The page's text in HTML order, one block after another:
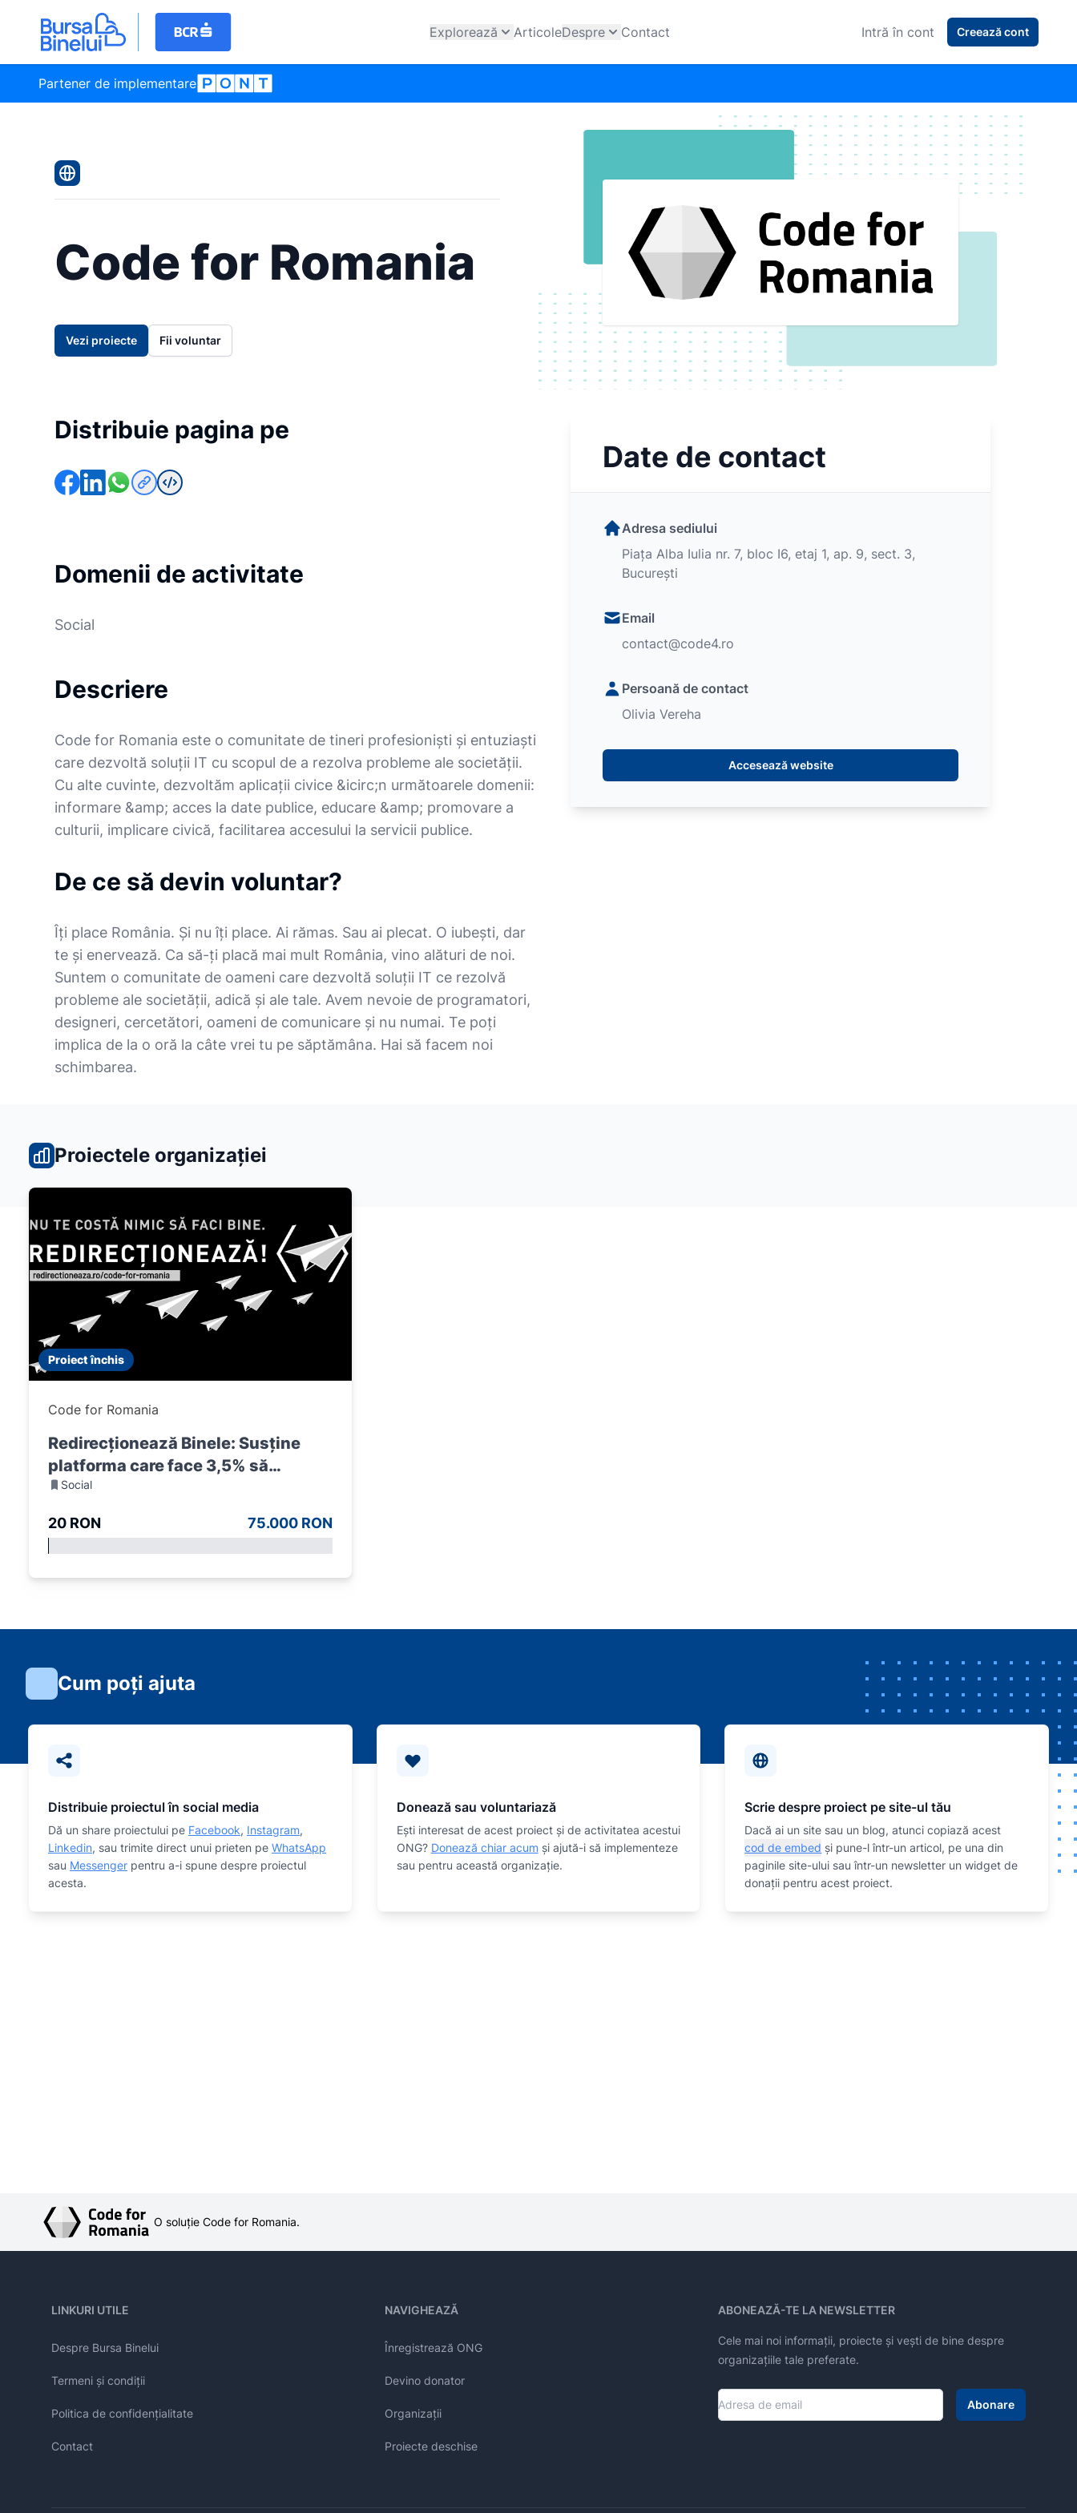
Explorează ArticoleDespre Contact Intră în cont Creează cont
Partener de implementare
Code for Romania
Vezi proiecte Fii voluntar
Distribuie pagina pe
Domenii de activitate
Social
Descriere
Code for Romania este o comunitate de tineri profesioniști și entuziaști
care dezvoltă soluţii IT cu scopul de a rezolva probleme ale societăţii.
Cu alte cuvinte, dezvoltăm aplicații civice &icirc;n următoarele domenii:
informare &amp; acces la date publice, educare &amp; promovare a
culturii, implicare civică, facilitarea accesului la servicii publice.
De ce să devin voluntar?
Îți place România. Și nu îți place. Ai rămas. Sau ai plecat. O iubești, dar
te și enervează. Ca să-ți placă mai mult România, vino alături de noi.
Suntem o comunitate de oameni care dezvoltă soluții IT ce rezolvă
probleme ale societății, adică și ale tale. Avem nevoie de programatori,
designeri, cercetători, oameni de comunicare și nu numai. Te poți
implica de la o oră la câte vrei tu pe săptămâna. Hai să facem noi
schimbarea.
Date de contact
Adresa sediului
Piața Alba Iulia nr. 7, bloc I6, etaj 1, ap. 9, sect. 3,
București
Email
contact@code4.ro
Persoană de contact
Olivia Vereha
Accesează website
Proiectele organizației
Proiect închis
Code for Romania
Redirecționează Binele: Susține
platforma care face 3,5% să
conteze
Social
20 RON 75.000 RON
Cum poți ajuta
Distribuie proiectul în social media
Dă un share proiectului pe Facebook, Instagram,
Linkedin, sau trimite direct unui prieten pe WhatsApp
sau Messenger pentru a-i spune despre proiectul
acesta.
Donează sau voluntariază
Eşti interesat de acest proiect și de activitatea acestui
ONG? Donează chiar acum și ajută-i să implementeze
sau pentru această organizaţie.
Scrie despre proiect pe site-ul tău
Dacă ai un site sau un blog, atunci copiază acest
cod de embed și pune-l într-un articol, pe una din
paginile site-ului sau într-un newsletter un widget de
donații pentru acest proiect.
O soluție Code for Romania.
LINKURI UTILE
Despre Bursa Binelui
Termeni și condiții
Politica de confidențialitate
Contact
NAVIGHEAZĂ
Înregistrează ONG
Devino donator
Organizații
Proiecte deschise
ABONEAZĂ-TE LA NEWSLETTER
Cele mai noi informații, proiecte și vești de bine despre
organizațiile tale preferate.
Abonare